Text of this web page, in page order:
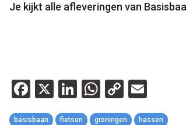
Je kijkt alle afleveringen van
Facebook
X LinkedIn
WhatsApp
Copy
Link
basisbaan fietsen groningen hassen